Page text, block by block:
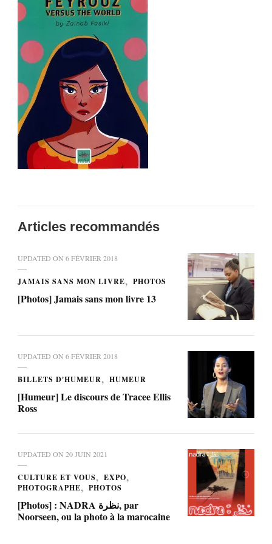
Articles recommandés
UPDATED ON 6 FÉVRIER 2018
JAMAIS SANS MON LIVRE PHOTOS
[Photos] Jamais sans mon livre 13
UPDATED ON 6 FÉVRIER 2018
BILLETS D'HUMEUR HUMEUR
[Humeur] Le discours de Tracee Ellis
Ross
UPDATED ON 20 JUIN 2021
CULTURE ET VOUS
EXPO
PHOTOGRAPHE
PHOTOS
[Photos] : NADRA نظرة, par
Noorseen, ou la photo à la marocaine